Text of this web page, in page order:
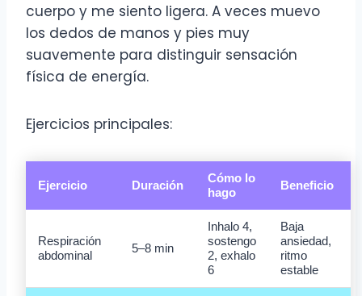
cuerpo y me siento ligera. A veces muevo
los dedos de manos y pies muy
suavemente para distinguir sensación
física de energía.
Ejercicios principales:
Ejercicio Duración
Cómo lo
hago
Beneficio
Respiración
abdominal
5–8 min
Inhalo 4,
sostengo
2, exhalo
6
Baja
ansiedad,
ritmo
estable